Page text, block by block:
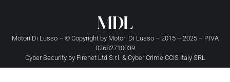
Motori Di Lusso – © Copyright by Motori Di Lusso– 2015 – 2025 – P.IVA
02682710039
Cyber Security by Firenet Ltd S.r.l. & Cyber Crime CCIS Italy SRL